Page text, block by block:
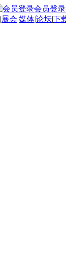
会员登录
|展会|媒体|论坛|下